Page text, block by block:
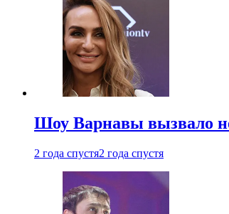
Шоу Варнавы вызвало
2 года спустя2 года спустя